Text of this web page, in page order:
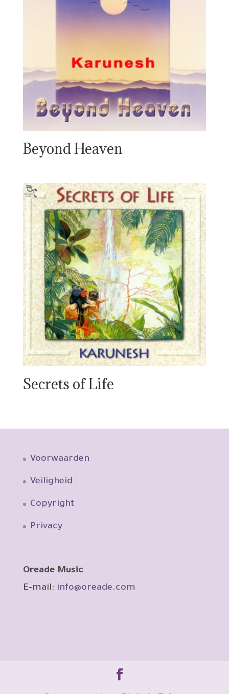
Beyond Heaven
Secrets of Life
Voorwaarden
Veiligheid
Copyright
Privacy
Oreade Music
E-mail: info@oreade.com